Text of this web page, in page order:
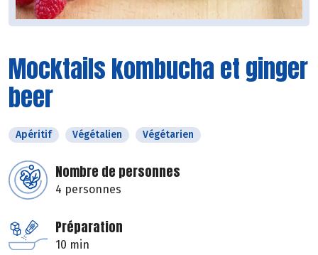
Mocktails kombucha et ginger
beer
Apéritif Végétalien Végétarien
Nombre de personnes
4 personnes
Préparation
10 min